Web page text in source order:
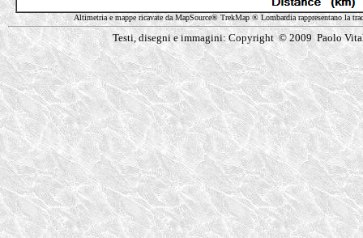
Altimetria e mappe ricavate da MapSource® TrekMap ® Lombardia rappresentano la
Testi, disegni e immagini: Copyright © 2009 Paolo